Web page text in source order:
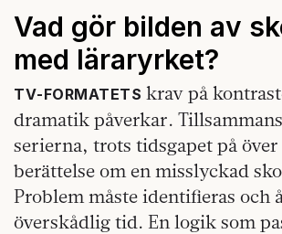
Vad gör bilden av
med läraryrket?
TV‑FORMATETS krav på
dramatik påverkar.
serierna, trots tidsgapet på
berättelse om en misslyckad
Problem måste identifieras och
överskådlig tid. En logik som